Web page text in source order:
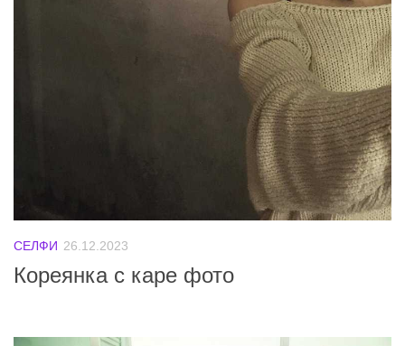
СЕЛФИ 26.12.2023
Кореянка с каре фото